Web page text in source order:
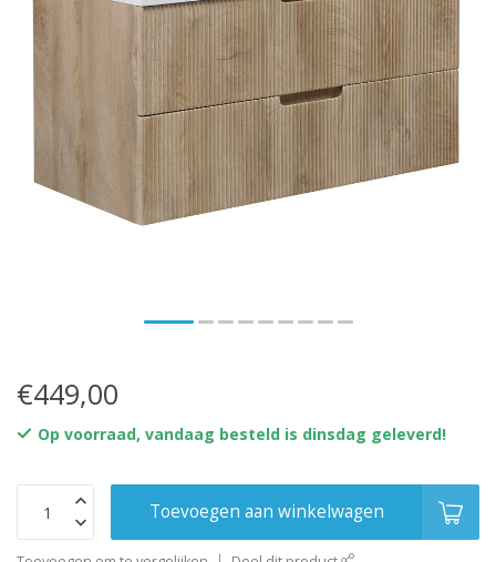
€449,00
Op voorraad, vandaag besteld is dinsdag geleverd!
Toevoegen aan winkelwagen